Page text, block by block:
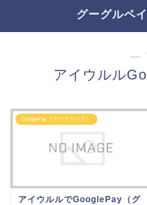
グーグルペ
―
アイウルル
GooglePay（グーグルペイ）
アイウルルでGooglePay（グ